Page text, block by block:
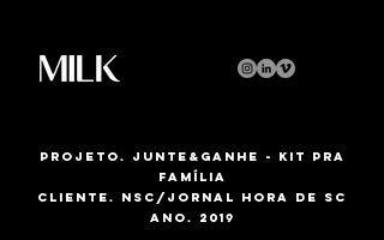
projeto.
Junte&Ganhe - kit pra
família
cliente.
nsc/Jornal hora de SC
ano. 2019